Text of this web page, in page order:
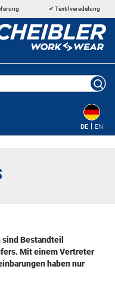
Textilveredelung
DE EN
Bestandteil
Mit einem Vertreter
haben nur